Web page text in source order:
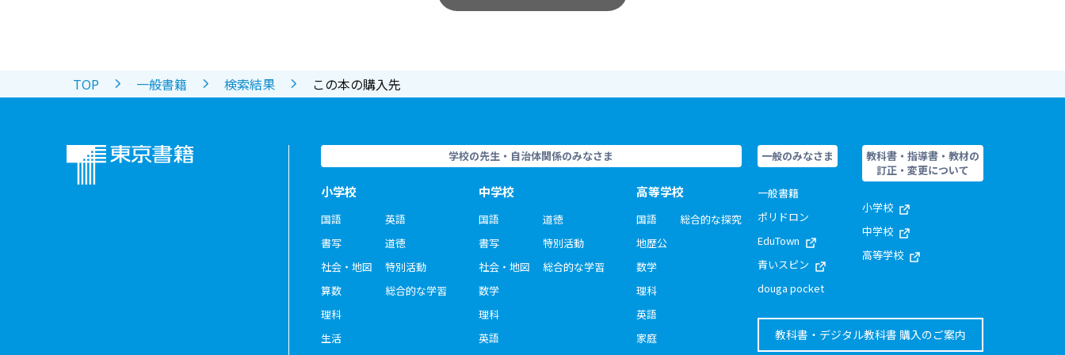
TOP 一般書籍 検索結果 この本の購入先
学校の先生・自治体関係のみなさま
小学校
国語
書写
社会・地図
算数
理科
生活
英語
道徳
特別活動
総合的な学習
中学校
国語
書写
社会・地図
数学
理科
英語
道徳
特別活動
総合的な学習
高等学校
国語
地歴公
数学
理科
英語
家庭
総合的な探究
一般のみなさま
一般書籍
ポリドロン
EduTown
青いスピン
douga pocket
教科書・指導書・教材の
訂正・変更について
小学校
中学校
高等学校
教科書・デジタル教科書 購入のご案内